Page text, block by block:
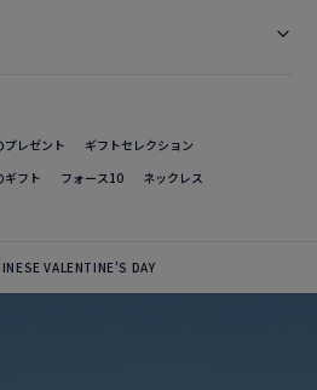
プレゼント
ギフトセレクション
ギフト フォース10
ネックレス
VALENTINE'S DAY